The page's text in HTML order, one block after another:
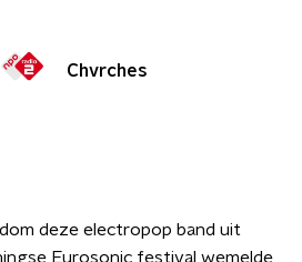
Chvrches
deze electropop band uit
Eurosonic festival wemelde